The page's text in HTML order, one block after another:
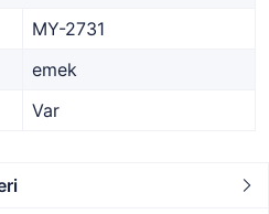
MY-2731
emek
Var